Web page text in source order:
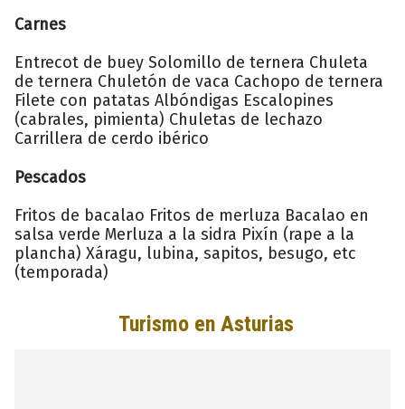
Carnes
Entrecot de buey Solomillo de ternera Chuleta
de ternera Chuletón de vaca Cachopo de ternera
Filete con patatas Albóndigas Escalopines
(cabrales, pimienta) Chuletas de lechazo
Carrillera de cerdo ibérico
Pescados
Fritos de bacalao Fritos de merluza Bacalao en
salsa verde Merluza a la sidra Pixín (rape a la
plancha) Xáragu, lubina, sapitos, besugo, etc
(temporada)